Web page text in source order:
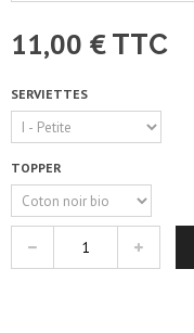
11,00 € TTC
SERVIETTES
TOPPER